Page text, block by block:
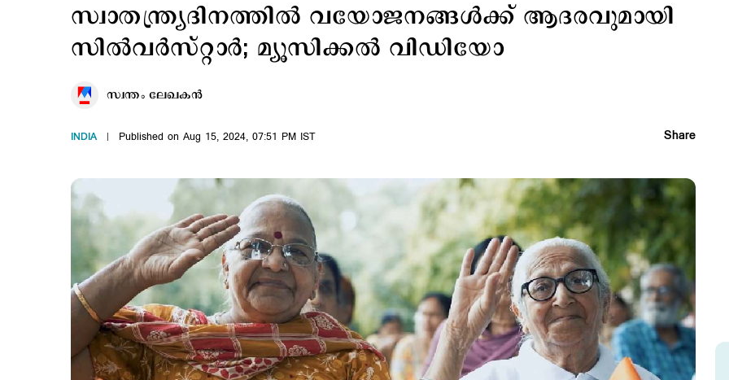
സ്വാതന്ത്യ്രദിനത്തില്‍ വയോജനങ്ങള്‍ക്ക് ആദരവുമായി
സില്‍വര്‍സ്റ്റാര്‍; മ്യൂസിക്കല്‍ വിഡിയോ
സ്വന്തം ലേഖകൻ
INDIA Published on Aug 15, 2024, 07:51 PM IST Share